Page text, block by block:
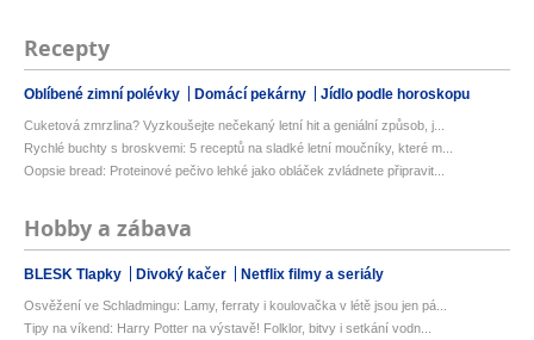
Recepty
Oblíbené zimní polévky Domácí pekárny Jídlo podle horoskopu
Cuketová zmrzlina? Vyzkoušejte nečekaný letní hit a geniální způsob, j...
Rychlé buchty s broskvemi: 5 receptů na sladké letní moučníky, které m...
Oopsie bread: Proteinové pečivo lehké jako obláček zvládnete připravit...
Hobby a zábava
BLESK Tlapky Divoký kačer Netflix filmy a seriály
Osvěžení ve Schladmingu: Lamy, ferraty i koulovačka v létě jsou jen pá...
Tipy na víkend: Harry Potter na výstavě! Folklor, bitvy i setkání vodn...